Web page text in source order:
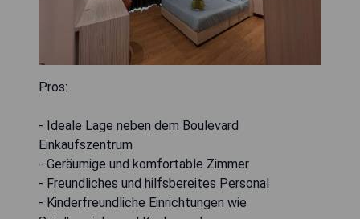
Pros:
- Ideale Lage neben dem Boulevard
Einkaufszentrum
- Geräumige und komfortable Zimmer
- Freundliches und hilfsbereites Personal
- Kinderfreundliche Einrichtungen wie